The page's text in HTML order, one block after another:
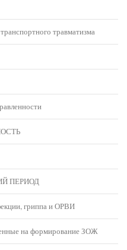
травматизма
ПЕРИОД
гриппа и ОРВИ
на формирование ЗОЖ